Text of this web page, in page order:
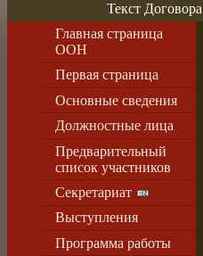
Текст Договора
Главная страница
ООН
Первая страница
Основные сведения
Должностные лица
Предварительный
список участников
Секретариат
Выступления
Программа работы